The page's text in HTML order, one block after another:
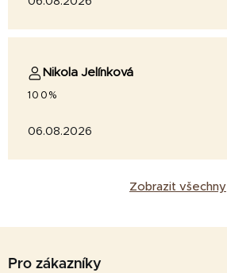
Nikola Jelínková
100%
06.08.2026
Zobrazit všechny
Pro zákazníky